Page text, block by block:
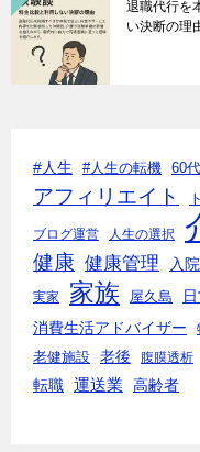
退職代行を
い決断の理
#人生 #人生の転機 60代
アフィリエイト
ブログ運営 人生の選択
健康 健康管理 入院
実家 家族 屋久島
消費生活アドバイザー
老健施設 老後 腹膜透析
転職 運送業 高齢者